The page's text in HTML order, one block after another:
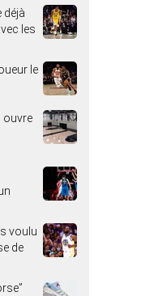
déjà
les
le
ouvre
voulu
de